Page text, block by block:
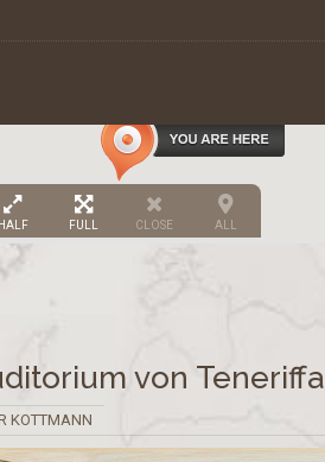
HALF FULL CLOSE ALL
von Teneriffa
KOTTMANN